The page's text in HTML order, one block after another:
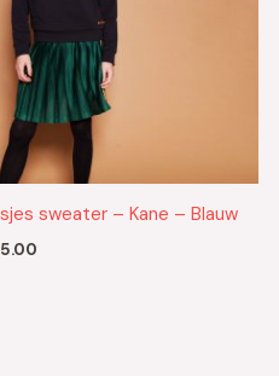
sweater – Kane – Blauw